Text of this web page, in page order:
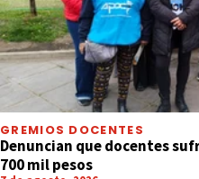
GREMIOS DOCENTES
Denuncian que docentes
700 mil pesos